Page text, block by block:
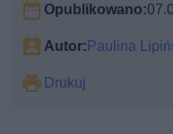
Opublikowano:
Autor:Paulina
Drukuj